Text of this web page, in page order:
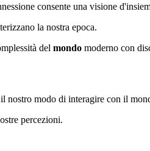
consente una visione
la nostra epoca.
del mondo moderno con
nostro modo di interagire con il
percezioni.